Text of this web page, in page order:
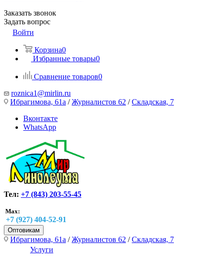
Заказать звонок
Задать вопрос
Войти
Корзина0
Избранные товары0
Сравнение товаров0
roznica1@mirlin.ru
Ибрагимова, 61а /Журналистов 62 /Складская, 7
Вконтакте
WhatsApp
Тел: +7 (843) 203-55-45
Max:
+7 (927) 404-52-91
Оптовикам
Ибрагимова, 61а /Журналистов 62 /Складская, 7
Услуги